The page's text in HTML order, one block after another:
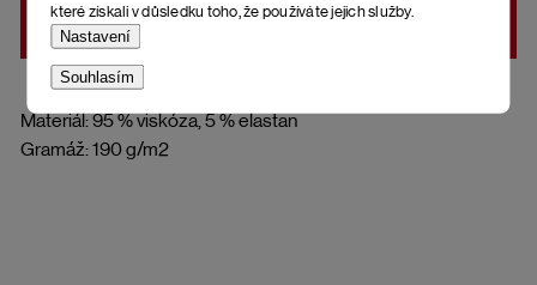
které získali v důsledku toho, že používáte jejich služby.
Nastavení
Souhlasím
Materiál: 95 % viskóza, 5 % elastan
Gramáž: 190 g/m2
DO KOŠÍKU